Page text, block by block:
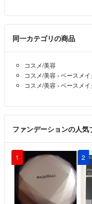
同一カテゴリの商品
コスメ/美容
コスメ/美容 › ベースメ
コスメ/美容 › ベースメ
ファンデーションの人
1 2